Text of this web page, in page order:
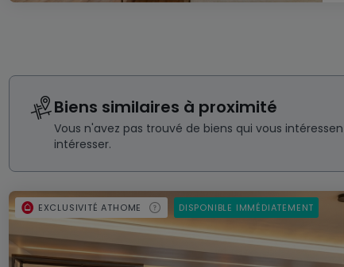
Biens similaires à proximité
Vous n'avez pas trouvé de biens qui vous
intéresser.
EXCLUSIVITÉ ATHOME DISPONIBLE IMMÉDIATEMENT